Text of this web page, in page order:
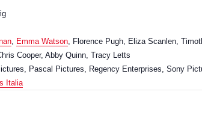
Emma Watson , Florence Pugh, Eliza Scanlen,
Cooper, Abby Quinn, Tracy Letts
Pascal Pictures, Regency Enterprises, Sony
Italia